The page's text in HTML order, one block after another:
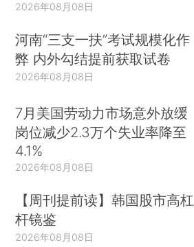
2026年08月08日
河南“三支一扶”考试规模化作
弊 内外勾结提前获取试卷
2026年08月08日
7月美国劳动力市场意外放缓
岗位减少2.3万个失业率降至
4.1%
2026年08月08日
【周刊提前读】韩国股市高杠
杆镜鉴
2026年08月08日